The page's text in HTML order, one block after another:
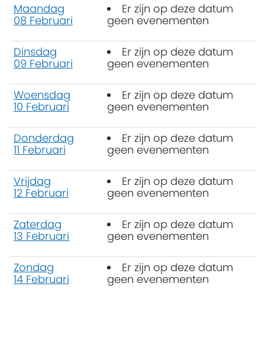
Maandag
08 Februari
Er zijn op deze datum
geen evenementen
Dinsdag
09 Februari
Er zijn op deze datum
geen evenementen
Woensdag
10 Februari
Er zijn op deze datum
geen evenementen
Donderdag
11 Februari
Er zijn op deze datum
geen evenementen
Vrijdag
12 Februari
Er zijn op deze datum
geen evenementen
Zaterdag
13 Februari
Er zijn op deze datum
geen evenementen
Zondag
14 Februari
Er zijn op deze datum
geen evenementen